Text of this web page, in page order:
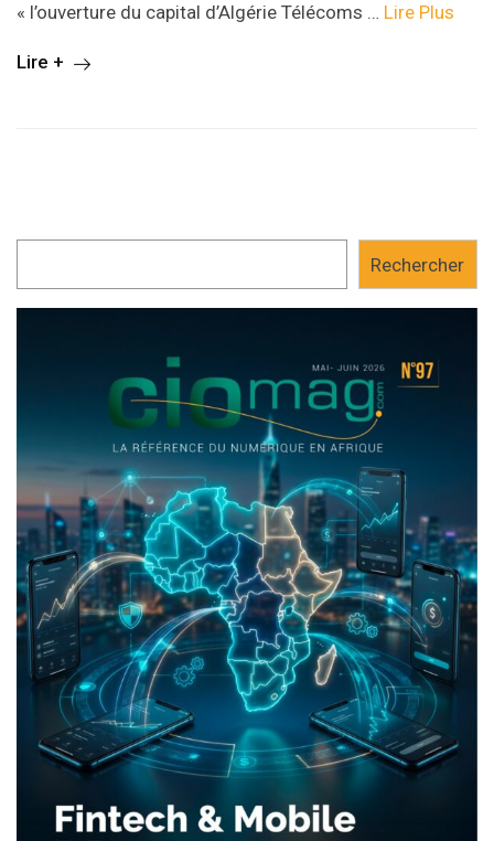
« l’ouverture du capital d’Algérie Télécoms … Lire Plus
Lire +
Rechercher